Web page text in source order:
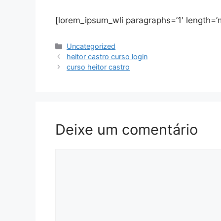
[lorem_ipsum_wli paragraphs=’1′
Categorias
Uncategorized
heitor castro curso login
curso heitor castro
Deixe um comentário